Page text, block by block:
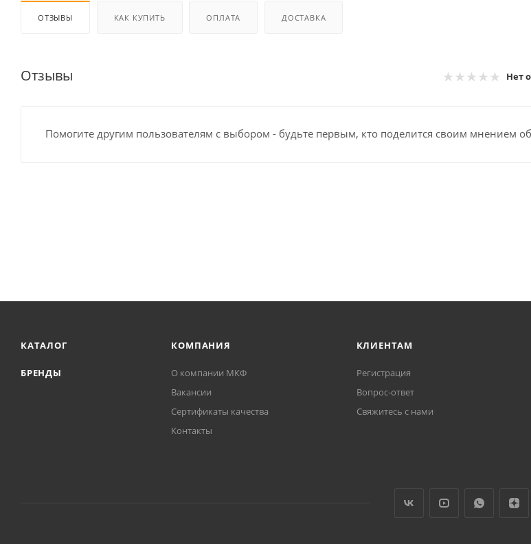
ОТЗЫВЫ КАК КУПИТЬ ОПЛАТА ДОСТАВКА
Отзывы Нет
Помогите другим пользователям с выбором - будьте первым, кто поделится своим мнением
КАТАЛОГ
БРЕНДЫ
КОМПАНИЯ
О компании МКФ
Вакансии
Сертификаты качества
Контакты
КЛИЕНТАМ
Регистрация
Вопрос-ответ
Свяжитесь с нами